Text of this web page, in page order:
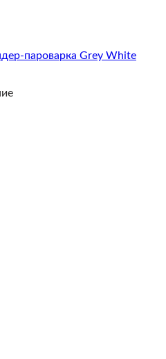
пароварка Grey White